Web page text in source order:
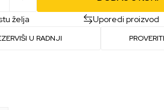
želja Uporedi proizvod
U RADNJI